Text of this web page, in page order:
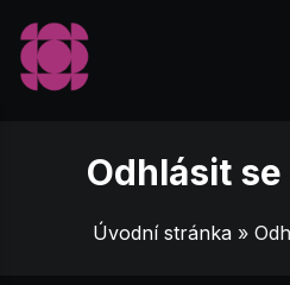
Odhlásit
Úvodní stránka »